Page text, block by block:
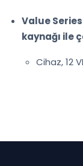
Value
kaynağı ile
Cihaz, 12